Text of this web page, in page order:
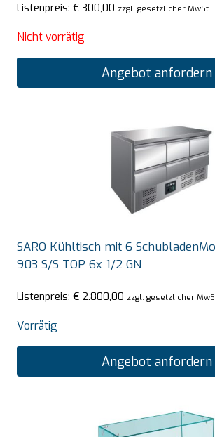
Listenpreis: € 300,00 zzgl. gesetzlicher MwSt.
Nicht vorrätig
Angebot anfordern
SARO Kühltisch mit 6
903 S/S TOP 6x 1/2 GN
Listenpreis: € 2.800,00 zzgl. gesetzlicher
Vorrätig
Angebot anfordern